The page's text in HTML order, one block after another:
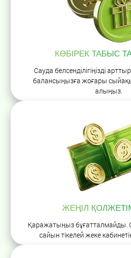
КӨБІРЕК ТАБЫС
Сауда белсенділігіңізді
балансыңызға жоғары
алыңыз.
ЖЕҢІЛ
Қаражатыңыз бұғатталмайды.
сайын тікелей жеке